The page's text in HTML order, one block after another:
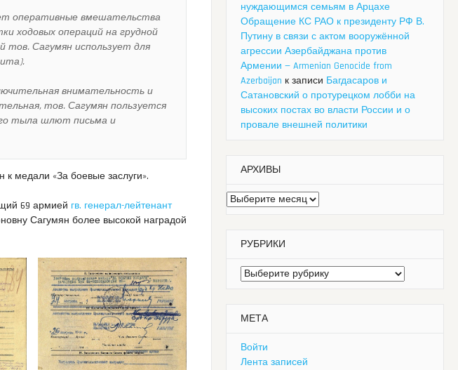
оперативные вмешательства
ходовых операций на грудной
тов. Сагумян использует для
внимательность и
тов. Сагумян пользуется
тыла шлют письма и
медали «За боевые заслуги».
69 армией гв. генерал-лейтенант
Сагумян более высокой наградой
нуждающимся семьям в Арцахе
Обращение КС РАО к президенту РФ В.
Путину в связи с актом вооружённой
агрессии Азербайджана против
Армении — Armenian Genocide from
Azerbaijan к записи Багдасаров и
Сатановский о протурецком лобби на
высоких постах во власти России и о
провале внешней политики
АРХИВЫ
Архивы
РУБРИКИ
Рубрики
МЕТА
Войти
Лента записей